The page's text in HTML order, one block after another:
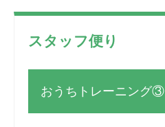
スタッフ便り
おうちトレーニング③